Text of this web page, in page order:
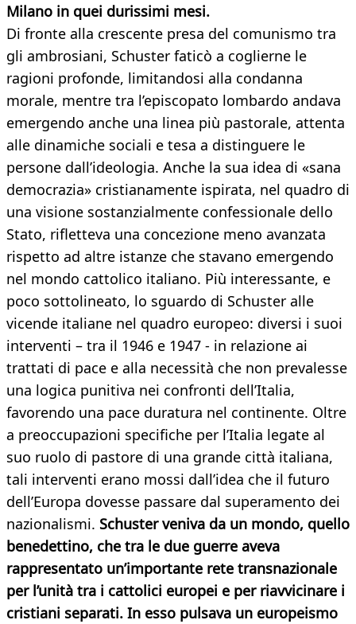
Milano in quei durissimi mesi.
Di fronte alla crescente presa del comunismo tra
gli ambrosiani, Schuster faticò a coglierne le
ragioni profonde, limitandosi alla condanna
morale, mentre tra l’episcopato lombardo andava
emergendo anche una linea più pastorale, attenta
alle dinamiche sociali e tesa a distinguere le
persone dall’ideologia. Anche la sua idea di «sana
democrazia» cristianamente ispirata, nel quadro di
una visione sostanzialmente confessionale dello
Stato, rifletteva una concezione meno avanzata
rispetto ad altre istanze che stavano emergendo
nel mondo cattolico italiano. Più interessante, e
poco sottolineato, lo sguardo di Schuster alle
vicende italiane nel quadro europeo: diversi i suoi
interventi – tra il 1946 e 1947 - in relazione ai
trattati di pace e alla necessità che non prevalesse
una logica punitiva nei confronti dell’Italia,
favorendo una pace duratura nel continente. Oltre
a preoccupazioni specifiche per l’Italia legate al
suo ruolo di pastore di una grande città italiana,
tali interventi erano mossi dall’idea che il futuro
dell’Europa dovesse passare dal superamento dei
nazionalismi. Schuster veniva da un mondo, quello
benedettino, che tra le due guerre aveva
rappresentato un’importante rete transnazionale
per l’unità tra i cattolici europei e per riavvicinare i
cristiani separati. In esso pulsava un europeismo